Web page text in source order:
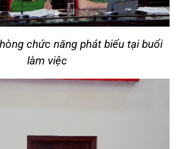
chức năng phát biểu tại buổi
làm việc